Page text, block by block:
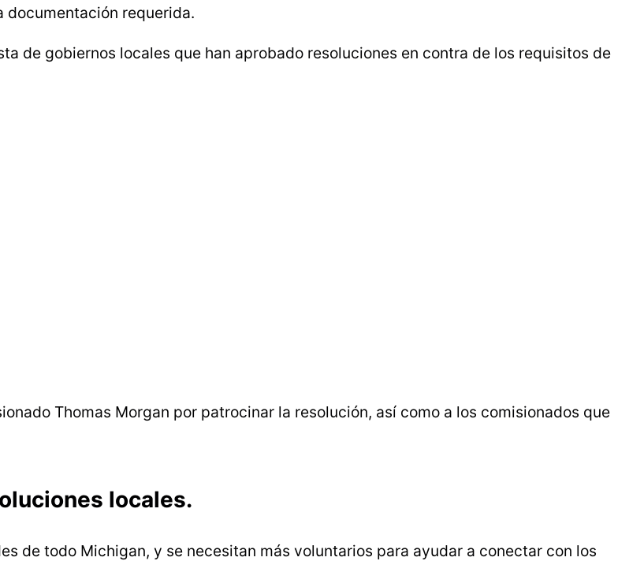
documentación requerida.
de gobiernos locales que han aprobado resoluciones en contra de los requisitos de
Thomas Morgan por patrocinar la resolución, así como a los comisionados que
locales.
de todo Michigan, y se necesitan más voluntarios para ayudar a conectar con los